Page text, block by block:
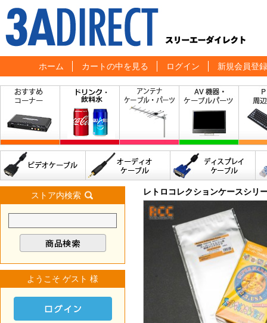
ホーム カートの中を見る ログイン 新規会員登録
ストア内検索
ようこそ ゲスト 様
レトロコレクションケースシリ